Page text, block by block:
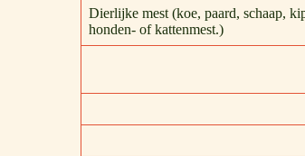
Dierlijke mest (koe, paard, schaap,
honden- of kattenmest.)